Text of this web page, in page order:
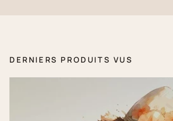
DERNIERS PRODUITS VUS